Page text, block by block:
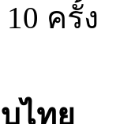
ครั้ง
ไทย